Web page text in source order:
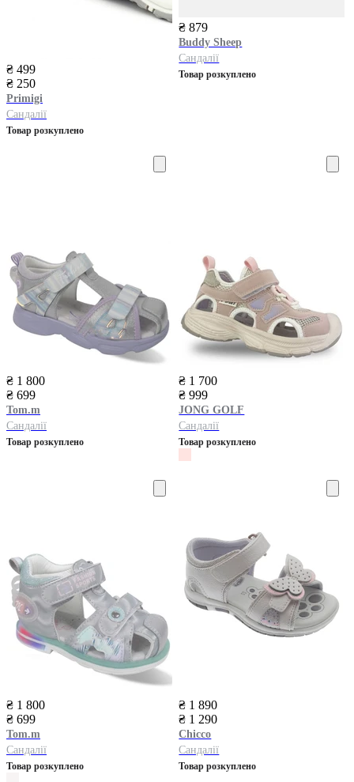
₴ 499
₴ 250
Primigi
Сандалії
Товар розкуплено
₴ 879
Buddy Sheep
Сандалії
Товар розкуплено
₴ 1 800
₴ 699
Tom.m
Сандалії
Товар розкуплено
₴ 1 700
₴ 999
JONG GOLF
Сандалії
Товар розкуплено
₴ 1 800
₴ 699
Tom.m
Сандалії
Товар розкуплено
₴ 1 890
₴ 1 290
Chicco
Сандалії
Товар розкуплено